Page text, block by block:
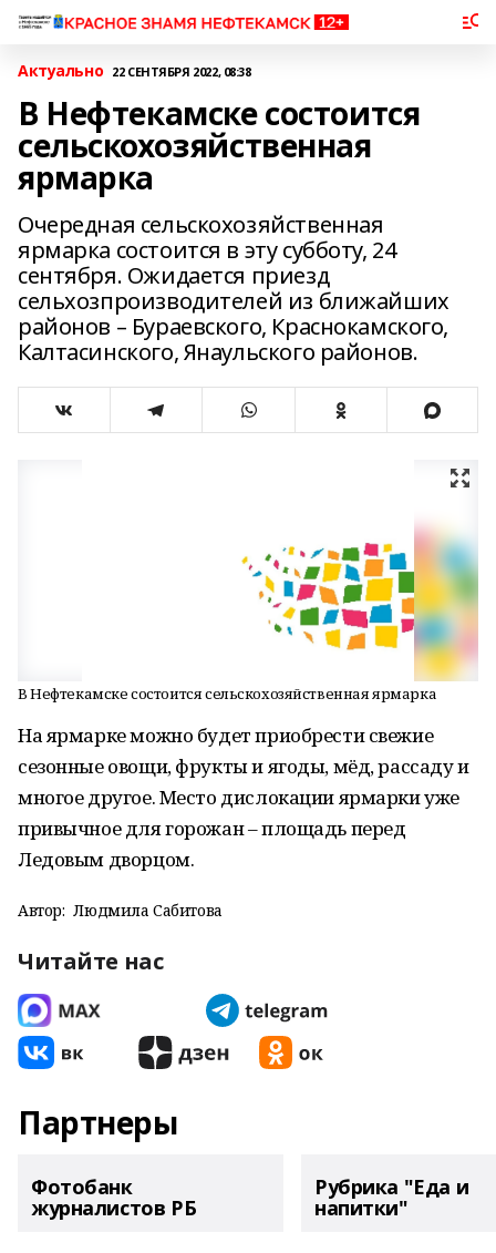
Актуально 22 СЕНТЯБРЯ 2022, 08:38
В Нефтекамске состоится
сельскохозяйственная
ярмарка
Очередная сельскохозяйственная
ярмарка состоится в эту субботу, 24
сентября. Ожидается приезд
сельхозпроизводителей из ближайших
районов – Бураевского, Краснокамского,
Калтасинского, Янаульского районов.
В Нефтекамске состоится сельскохозяйственная ярмарка
На ярмарке можно будет приобрести свежие
сезонные овощи, фрукты и ягоды, мёд, рассаду и
многое другое. Место дислокации ярмарки уже
привычное для горожан – площадь перед
Ледовым дворцом.
Автор: Людмила Сабитова
Читайте нас
Партнеры
Фотобанк
журналистов РБ
Рубрика "Еда и
напитки"